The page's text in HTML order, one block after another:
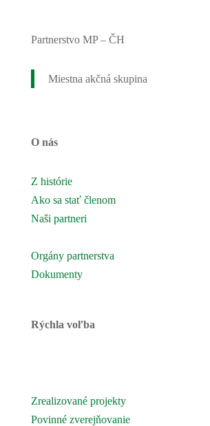
Partnerstvo MP – ČH
Miestna akčná skupina
O nás
Z histórie
Ako sa stať členom
Naši partneri
Orgány partnerstva
Dokumenty
Rýchla voľba
Zrealizované projekty
Povinné zverejňovanie